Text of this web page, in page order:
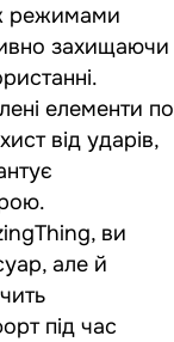
режимами
захищаючи
елементи по
від ударів,
ви
але й
під час